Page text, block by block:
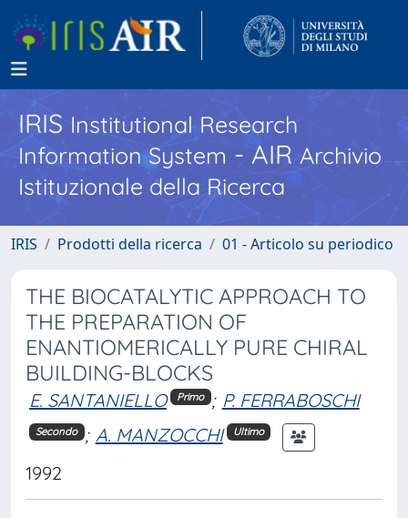
IRISInstitutional Research
Information System - AIR Archivio
Istituzionale della Ricerca
IRIS Prodotti della ricerca 01 - Articolo su periodico
THE BIOCATALYTIC APPROACH TO
THE PREPARATION OF
ENANTIOMERICALLY PURE CHIRAL
BUILDING-BLOCKS
E. SANTANIELLO Primo ; P. FERRABOSCHI
Secondo ; A. MANZOCCHI Ultimo
1992